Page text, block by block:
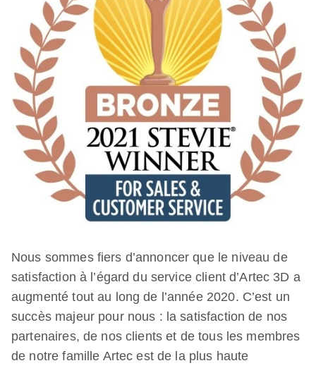
Nous sommes fiers d’annoncer que le niveau de
satisfaction à l’égard du service client d’Artec 3D a
augmenté tout au long de l’année 2020. C’est un
succès majeur pour nous : la satisfaction de nos
partenaires, de nos clients et de tous les membres
de notre famille Artec est de la plus haute